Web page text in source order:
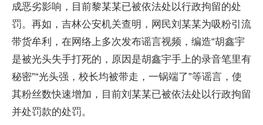
成恶劣影响，目前黎某某已被依法处以行政拘留的处
罚。再如，吉林公安机关查明，网民刘某某为吸粉引流
带货牟利，在网络上多次发布谣言视频，编造“胡鑫宇
是被光头失手打死的，原因是胡鑫宇手上的录音笔里有
秘密”“光头强，校长均被带走，一锅端了”等谣言，使
其粉丝数快速增加，目前刘某某已被依法处以行政拘留
并处罚款的处罚。